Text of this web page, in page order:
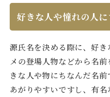
好きな人や憧れの人
源氏名を決める際に、好
メの登場人物などから名
きな人や物にちなんだ名
あがりやすいですし、有